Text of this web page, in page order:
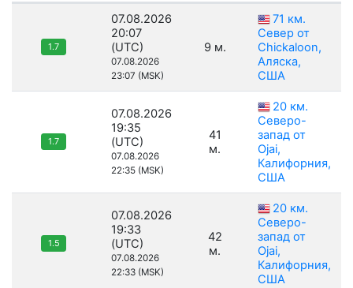
1.7
07.08.2026
20:07
(UTC)
07.08.2026
23:07 (MSK)
9 м.
71 км.
Север от
Chickaloon,
Аляска,
США
1.7
07.08.2026
19:35
(UTC)
07.08.2026
22:35 (MSK)
41
м.
20 км.
Северо-
запад от
Ojai,
Калифорния,
США
1.5
07.08.2026
19:33
(UTC)
07.08.2026
22:33 (MSK)
42
м.
20 км.
Северо-
запад от
Ojai,
Калифорния,
США